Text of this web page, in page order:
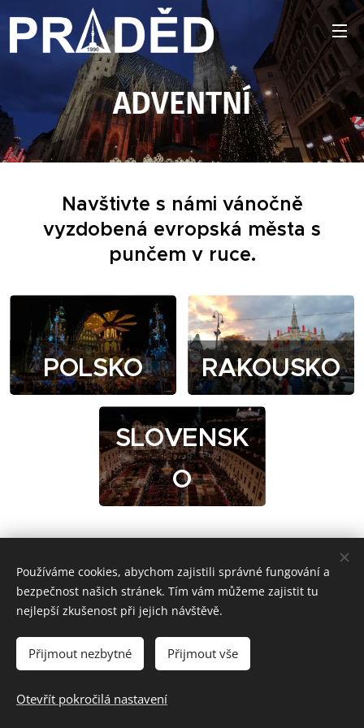
ADVENTNÍ
Navštivte s námi vánočně
vyzdobená evropská města s
punčem v ruce.
POLSKO RAKOUSKO
SLOVENSK
O
Cestovní kancelář PRADĚD s.r.o., Valová 268/2, 789 01
+420 58(tři) 455 596, ckpraded@ckpraded.cz
Používáme cookies, abychom zajistili správné fungování a
bezpečnost našich stránek. Tím vám můžeme zajistit tu
nejlepší zkušenost při jejich návštěvě.
Přijmout nezbytné Přijmout vše
Otevřít pokročilá nastavení